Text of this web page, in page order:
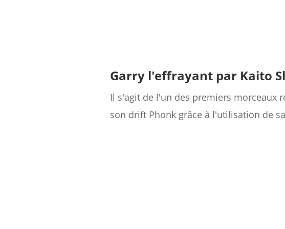
Garry l'effrayant par Kaito
Il s'agit de l'un des premiers morceaux
son drift Phonk grâce à l'utilisation de